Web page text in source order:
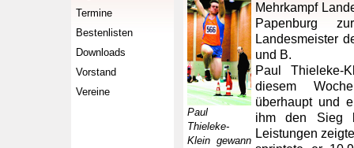
Termine
Bestenlisten
Downloads
Vorstand
Vereine
Paul
Thieleke-
Klein gewann
Mehrkampf
Papenburg
Landesmeister
und B.
Paul Thieleke-
diesem
überhaupt und
ihm den Sieg
Leistungen